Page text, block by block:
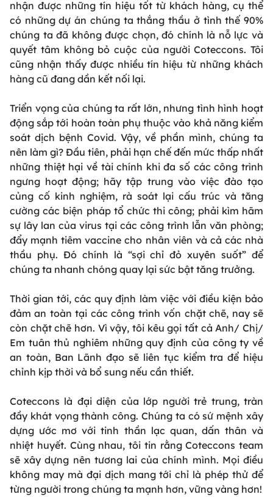
nhận được những tín hiệu tốt từ khách hàng, cụ thể
có những dự án chúng ta thắng thầu ở tình thế 90%
chúng ta đã không được chọn, đó chính là nỗ lực và
quyết tâm không bỏ cuộc của người Coteccons. Tôi
cũng nhận thấy được nhiều tín hiệu từ những khách
hàng cũ đang dần kết nối lại.
Triển vọng của chúng ta rất lớn, nhưng tình hình hoạt
động sắp tới hoàn toàn phụ thuộc vào khả năng kiểm
soát dịch bệnh Covid. Vậy, về phần mình, chúng ta
nên làm gì? Đầu tiên, phải hạn chế đến mức thấp nhất
những thiệt hại về tài chính khi đa số các công trình
ngưng hoạt động; hãy tập trung vào việc đào tạo
củng cố kinh nghiệm, rà soát lại cấu trúc và tăng
cường các biện pháp tổ chức thi công; phải kìm hãm
sự lây lan của virus tại các công trình lẫn văn phòng;
đẩy mạnh tiêm vaccine cho nhân viên và cả các nhà
thầu phụ. Đó chính là “sợi chỉ đỏ xuyên suốt” để
chúng ta nhanh chóng quay lại sức bật tăng trưởng.
Thời gian tới, các quy định làm việc với điều kiện bảo
đảm an toàn tại các công trình vốn chặt chẽ, nay sẽ
còn chặt chẽ hơn. Vì vậy, tôi kêu gọi tất cả Anh/ Chị/
Em tuân thủ nghiêm những quy định của công ty về
an toàn, Ban Lãnh đạo sẽ liên tục kiểm tra để hiệu
chỉnh kịp thời và bổ sung nếu cần thiết.
Coteccons là đại diện của lớp người trẻ trung, tràn
đầy khát vọng thành công. Chúng ta có sứ mệnh xây
dựng ước mơ với tinh thần lạc quan, dấn thân và
nhiệt huyết. Cùng nhau, tôi tin rằng Coteccons team
sẽ xây dựng nên tương lai của chính mình. Mọi điều
không may mà đại dịch mang tới chỉ là phép thử để
từng người trong chúng ta mạnh hơn, vững vàng hơn!